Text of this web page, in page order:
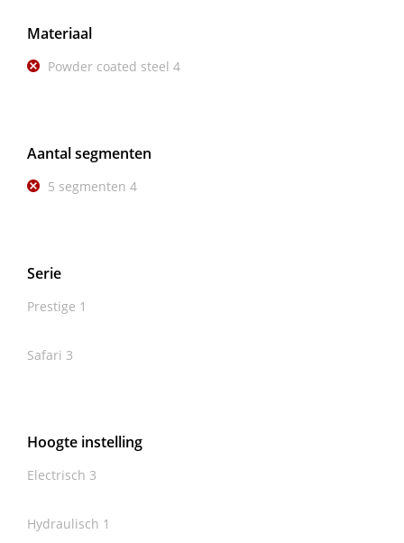
Materiaal
Powder coated steel 4
Aantal segmenten
5 segmenten 4
Serie
Prestige 1
Safari 3
Hoogte instelling
Electrisch 3
Hydraulisch 1